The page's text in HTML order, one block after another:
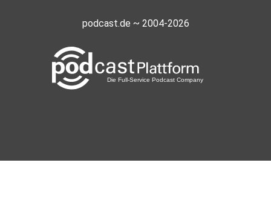
podcast.de ~ 2004-2026